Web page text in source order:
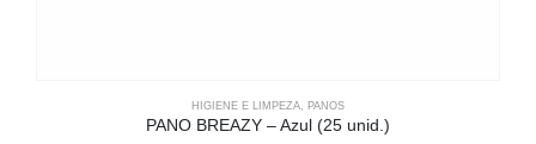
HIGIENE E LIMPEZA, PANOS
PANO BREAZY – Azul (25 unid.)